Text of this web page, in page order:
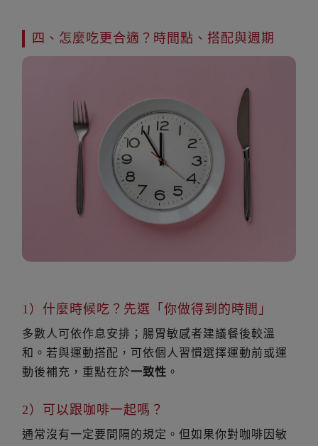
四、怎麼吃更合適？時間點、搭配與週期
1）什麼時候吃？先選「你做得到的時間」
多數人可依作息安排；腸胃敏感者建議餐後較溫
和。若與運動搭配，可依個人習慣選擇運動前或運
動後補充，重點在於一致性 。
2）可以跟咖啡一起嗎？
通常沒有一定要間隔的規定。但如果你對咖啡因敏